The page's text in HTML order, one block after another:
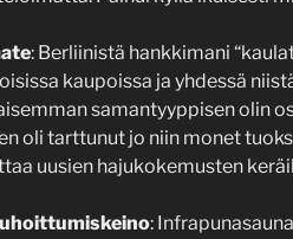
: Berliinistä hankkimani
kaupoissa ja yhdessä
samantyyppisen olin
oli tarttunut jo niin monet
uusien hajukokemusten
: